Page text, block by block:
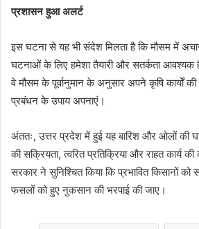
प्रशासन हुआ अलर्ट
इस घटना से यह भी संदेश मिलता है कि मौसम में
घटनाओं के लिए हमेशा तैयारी और सतर्कता आवश्यक
वे मौसम के पूर्वानुमान के अनुसार अपने कृषि कार्यों
प्रबंधन के उपाय अपनाएं।
अंततः, उत्तर प्रदेश में हुई यह बारिश और ओलों की
की सक्रियता, त्वरित प्रतिक्रिया और राहत कार्य
सरकार ने सुनिश्चित किया कि प्रभावित किसानों
फसलों को हुए नुकसान की भरपाई की जाए।